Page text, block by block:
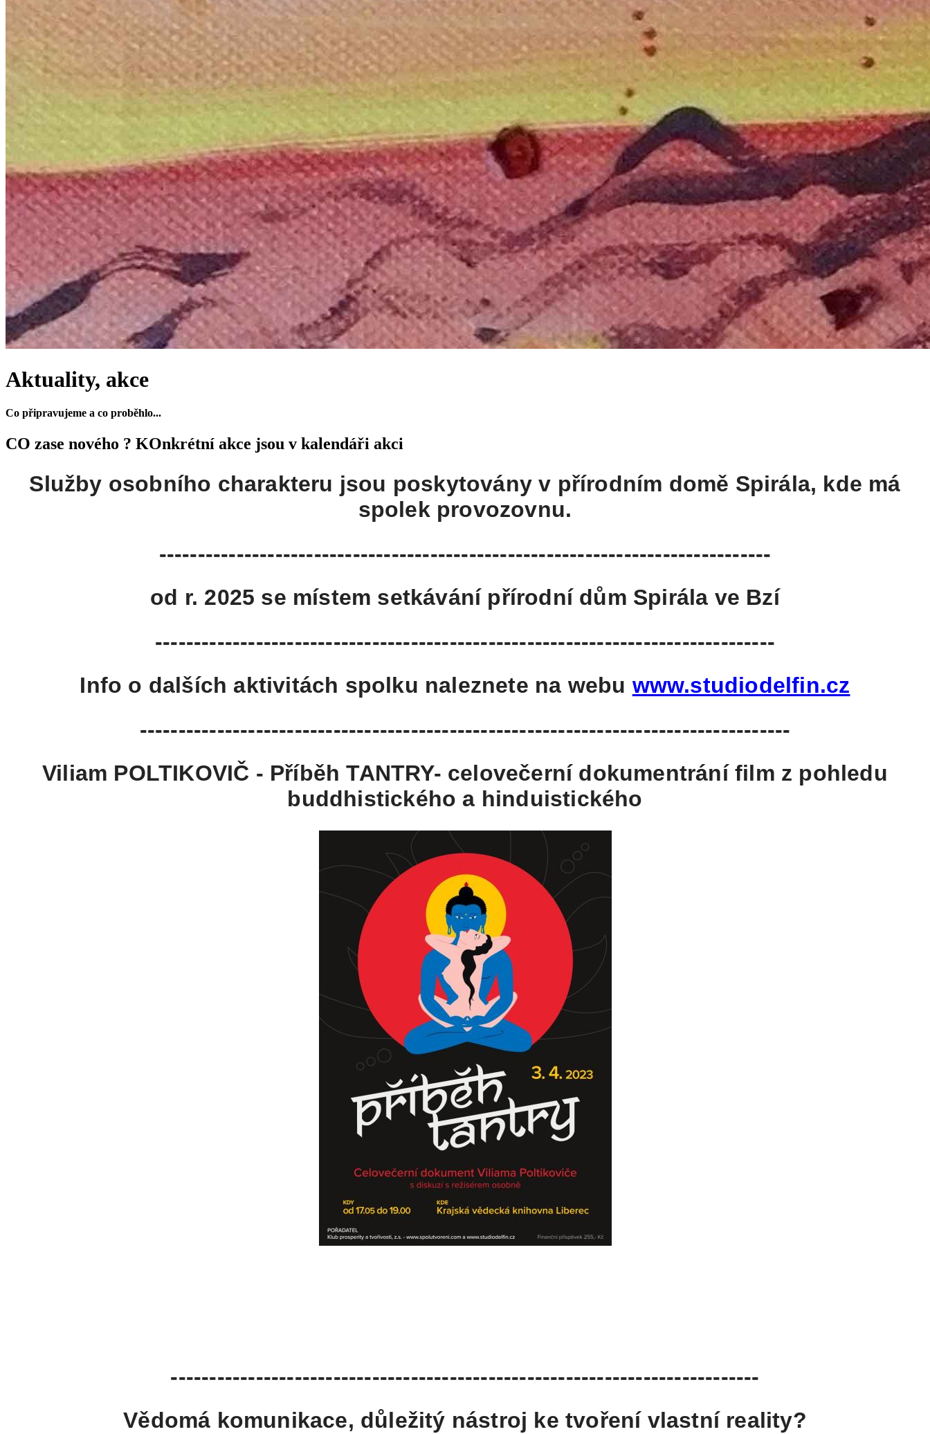
Aktuality, akce
Co připravujeme a co proběhlo...
CO zase nového ? KOnkrétní akce jsou v kalendáři akci
Služby osobního charakteru jsou poskytovány v přírodním domě Spirála, kde má
spolek provozovnu.
-------------------------------------------------------------------------------
od r. 2025 se místem setkávání přírodní dům Spirála ve Bzí
--------------------------------------------------------------------------------
Info o dalších aktivitách spolku naleznete na webu www.studiodelfin.cz
------------------------------------------------------------------------------------
Viliam POLTIKOVIČ - Příběh TANTRY- celovečerní dokumentrání film z pohledu
buddhistického a hinduistického
----------------------------------------------------------------------------
Vědomá komunikace, důležitý nástroj ke tvoření vlastní reality?